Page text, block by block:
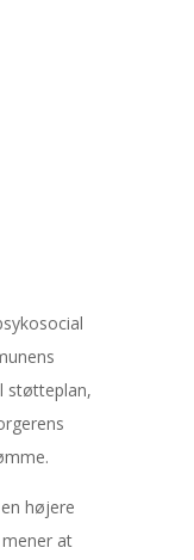
støtteplan,
højere
at